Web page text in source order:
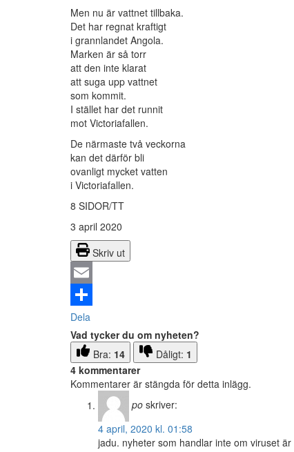
Men nu är vattnet tillbaka.
Det har regnat kraftigt
i grannlandet Angola.
Marken är så torr
att den inte klarat
att suga upp vattnet
som kommit.
I stället har det runnit
mot Victoriafallen.
De närmaste två veckorna
kan det därför bli
ovanligt mycket vatten
i Victoriafallen.
8 SIDOR/TT
3 april 2020
Skriv ut
Email
Dela
Vad tycker du om nyheten?
Bra: 14 Dåligt: 1
4 kommentarer
Kommentarer är stängda för detta inlägg.
po skriver:
4 april, 2020 kl. 01:58
jadu. nyheter som handlar inte om viruset